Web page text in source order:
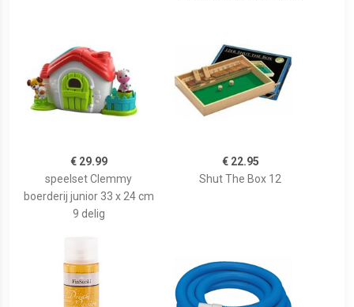
€ 29.99
speelset Clemmy
boerderij junior 33 x 24 cm
9 delig
€ 22.95
Shut The Box 12